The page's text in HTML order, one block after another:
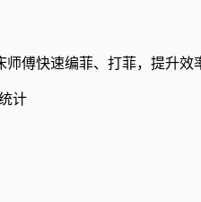
师傅快速编菲、打菲，提升效
计